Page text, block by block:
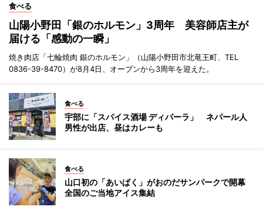
食べる
山陽小野田「銀のホルモン」3周年 美容師店主が
届ける「感動の一瞬」
焼き肉店「七輪焼肉 銀のホルモン」（山陽小野田市北竜王町、TEL
0836-39-8470）が8月4日、オープンから3周年を迎えた。
食べる
宇部に「スパイス酒場 ディパーラ」 ネパール人
男性が出店、昼はカレーも
食べる
山口初の「あいぱく」がおのだサンパークで開幕
全国のご当地アイス集結